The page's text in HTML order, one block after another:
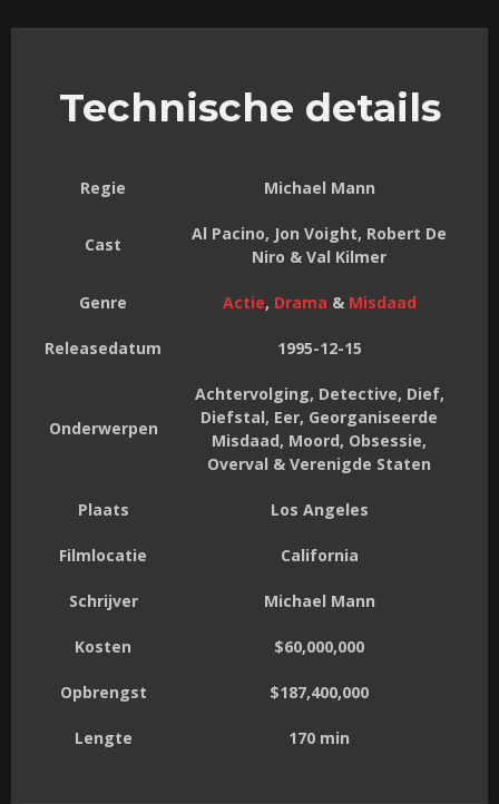
Technische details
Regie Michael Mann
Cast
Al Pacino, Jon Voight, Robert De
Niro & Val Kilmer
Genre Actie, Drama & Misdaad
Releasedatum 1995-12-15
Onderwerpen
Achtervolging, Detective, Dief,
Diefstal, Eer, Georganiseerde
Misdaad, Moord, Obsessie,
Overval & Verenigde Staten
Plaats Los Angeles
Filmlocatie California
Schrijver Michael Mann
Kosten $60,000,000
Opbrengst $187,400,000
Lengte 170 min